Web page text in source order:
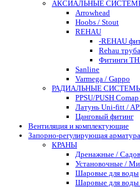
АКСИАЛЬНЫЕ
Arrowhead
Hoobs / Stout
REHAU
-REHAU
Rehau труба
Фитинги
Sanline
Varmega / Gappo
РАДИАЛЬНЫЕ
PPSU/PUSH
Латунь Uni-fitt /
Цанговый фитинг
Вентиляция и комплектующие
Запорно-регулирующая арматура
КРАНЫ
Дренажные /
Установочные /
Шаровые для воды
Шаровые для воды